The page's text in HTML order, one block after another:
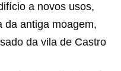
a novos usos,
da antiga moagem,
da vila de Castro